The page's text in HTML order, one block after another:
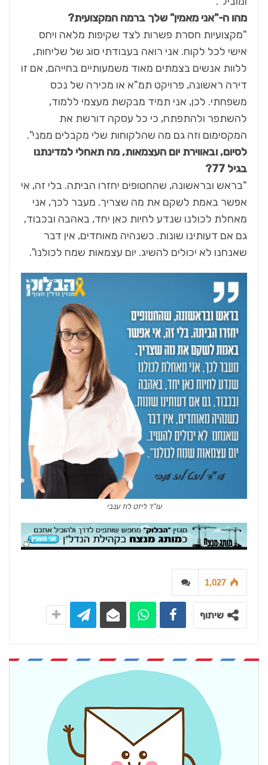
מהו ה-"אני מאמין" שלך ברמה המקצועית?
"מקצועיות חסרת פשרות לצד שקיפות מלאה ויחס
אישי לכל לקוח. אני רואה בעבודתי סוג של שליחות,
ללוות אנשים בצמתים מאוד משמעותיים בחייהם, אם זו
דירה ראשונה, פרויקט תמ"א או מכירה של נכס
משפחתי. לכן, אני תמיד מבקשת מעצמי ללמוד,
להשתפר ולהתפתח, כי כל עסקה דורשת את
המקסימום וזה גם מה שהלקוחות שלי מקבלים ממני".
לסיום, ובאווירת יום העצמאות, מה תאחלי למדינתנו
בגיל 77?
"בראש ובראשונה, שהחטופים יחזרו הביתה. בלי זה, אי
אפשר באמת לשקם את מה שצריך. מעבר לכך, אני
מאחלת לכולנו שנדע לחיות כאן יחד, באהבה ובכבוד,
גם אם דעותינו שונות. כשנהיה מאוחדים, אין דבר
שאנחנו לא יכולים להשיג. יום עצמאות שמח לכולנו".
עו"ד ליזט לוז ענבי
1,027
שיתוף